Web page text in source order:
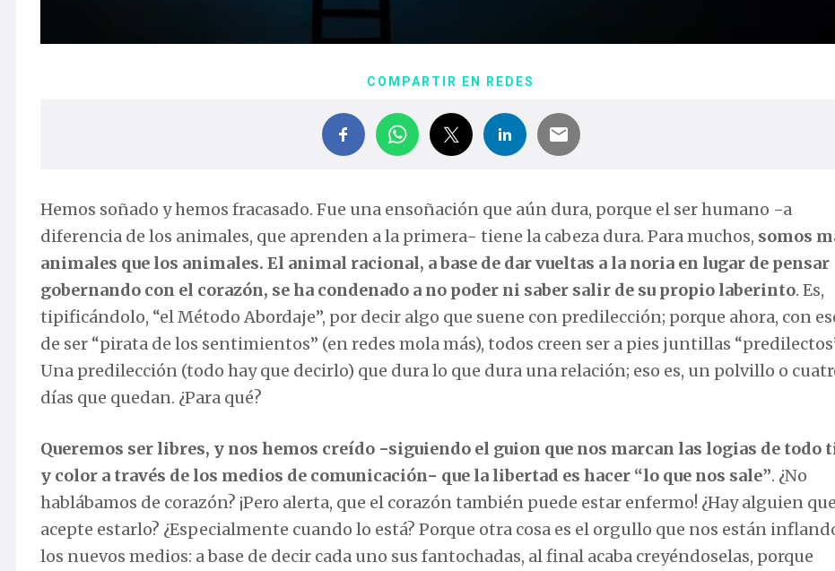
COMPARTIR EN REDES
Hemos soñado y hemos fracasado. Fue una ensoñación que aún dura, porque el ser humano −a
diferencia de los animales, que aprenden a la primera− tiene la cabeza dura. Para muchos, somos
animales que los animales. El animal racional, a base de dar vueltas a la noria en lugar de pensar
gobernando con el corazón, se ha condenado a no poder ni saber salir de su propio laberinto. Es,
tipificándolo, “el Método Abordaje”, por decir algo que suene con predilección; porque ahora, con
de ser “pirata de los sentimientos” (en redes mola más), todos creen ser a pies juntillas
Una predilección (todo hay que decirlo) que dura lo que dura una relación; eso es, un polvillo o
días que quedan. ¿Para qué?
Queremos ser libres, y nos hemos creído −siguiendo el guion que nos marcan las logias de todo
y color a través de los medios de comunicación− que la libertad es hacer “lo que nos sale”. ¿No
hablábamos de corazón? ¡Pero alerta, que el corazón también puede estar enfermo! ¿Hay alguien que
acepte estarlo? ¿Especialmente cuando lo está? Porque otra cosa es el orgullo que nos están
los nuevos medios: a base de decir cada uno sus fantochadas, al final acaba creyéndoselas, porque